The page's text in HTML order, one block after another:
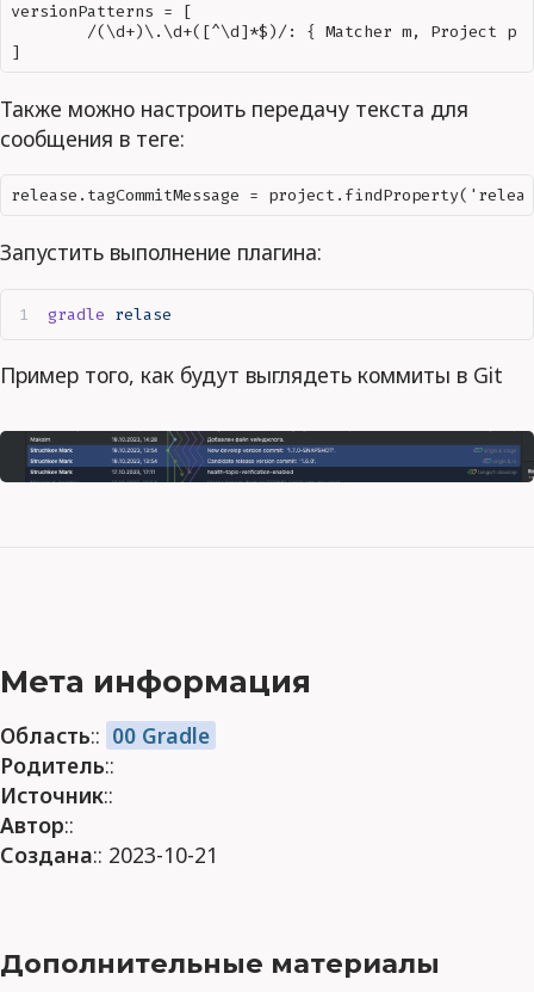
versionPatterns = [
/(\d+)\.\d+([^\d]*$)/: { Matcher m, Project
Также можно настроить передачу текста для
сообщения в теге:
Запустить выполнение плагина:
gradle relase
Пример того, как будут выглядеть коммиты в Git
Мета информация
Область:: 00 Gradle
Родитель::
Источник::
Автор::
Создана:: 2023-10-21
Дополнительные материалы